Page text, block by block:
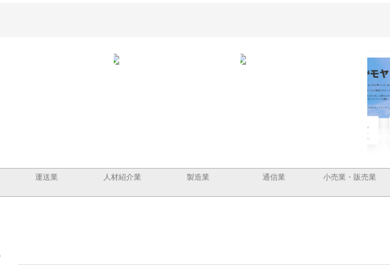
運送業 人材紹介業 製造業 通信業 小売業・販売業